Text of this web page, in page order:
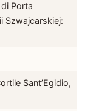
Porta
Szwajcarskiej:
Sant’Egidio,